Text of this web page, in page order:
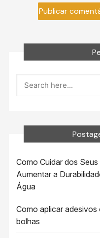
Como Cuidar dos
Aumentar a
Água
Como aplicar
bolhas